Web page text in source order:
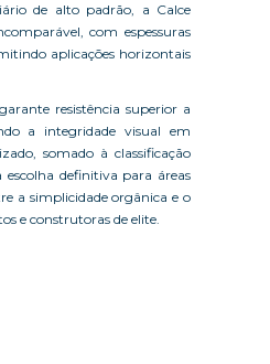
de alto padrão, a Calce
com espessuras
aplicações horizontais
resistência superior a
a integridade visual em
somado à classificação
definitiva para áreas
a simplicidade orgânica e o
e construtoras de elite.